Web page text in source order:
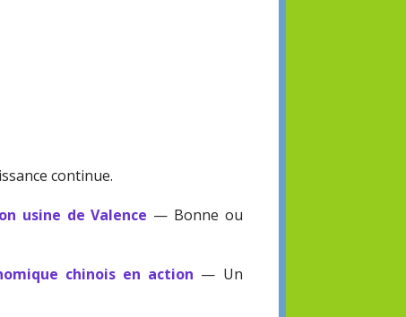
continue.
usine de Valence — Bonne ou
chinois en action — Un